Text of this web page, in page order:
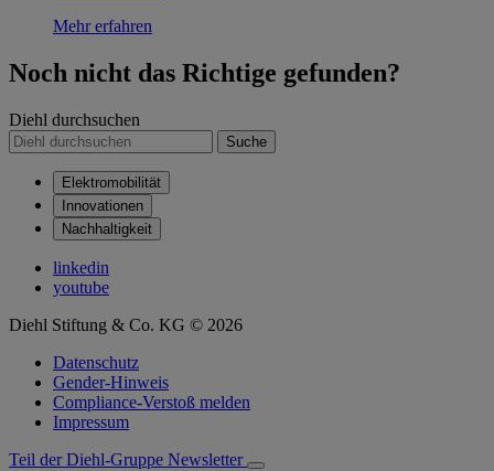
Mehr erfahren
Noch nicht das Richtige gefunden?
Diehl durchsuchen
Suche
Elektromobilität
Innovationen
Nachhaltigkeit
linkedin
youtube
Diehl Stiftung & Co. KG © 2026
Datenschutz
Gender-Hinweis
Compliance-Verstoß melden
Impressum
Teil der Diehl-Gruppe Newsletter